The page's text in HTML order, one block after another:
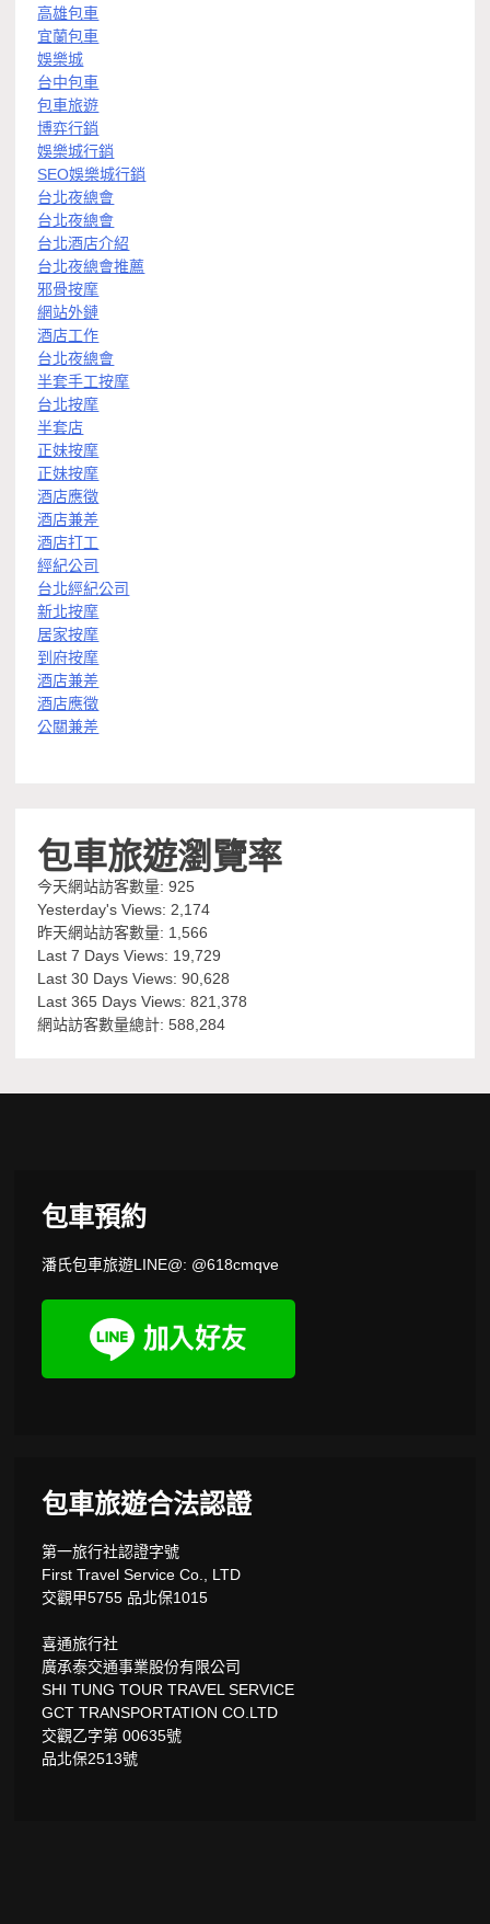
高雄包車
宜蘭包車
娛樂城
台中包車
包車旅遊
博弈行銷
娛樂城行銷
SEO娛樂城行銷
台北夜總會
台北夜總會
台北酒店介紹
台北夜總會推薦
邪骨按摩
網站外鏈
酒店工作
台北夜總會
半套手工按摩
台北按摩
半套店
正妹按摩
正妹按摩
酒店應徵
酒店兼差
酒店打工
經紀公司
台北經紀公司
新北按摩
居家按摩
到府按摩
酒店兼差
酒店應徵
公關兼差
包車旅遊瀏覽率
今天網站訪客數量:925
Yesterday's Views: 2,174
昨天網站訪客數量: 1,566
Last 7 Days Views: 19,729
Last 30 Days Views:90,628
Last 365 Days Views:821,378
網站訪客數量總計:588,284
包車預約
潘氏包車旅遊LINE@: @618cmqve
包車旅遊合法認證
第一旅行社認證字號
First Travel Service Co., LTD
交觀甲5755 品北保1015
喜通旅行社
廣承泰交通事業股份有限公司
SHI TUNG TOUR TRAVEL SERVICE
GCT TRANSPORTATION CO.LTD
交觀乙字第 00635號
品北保2513號